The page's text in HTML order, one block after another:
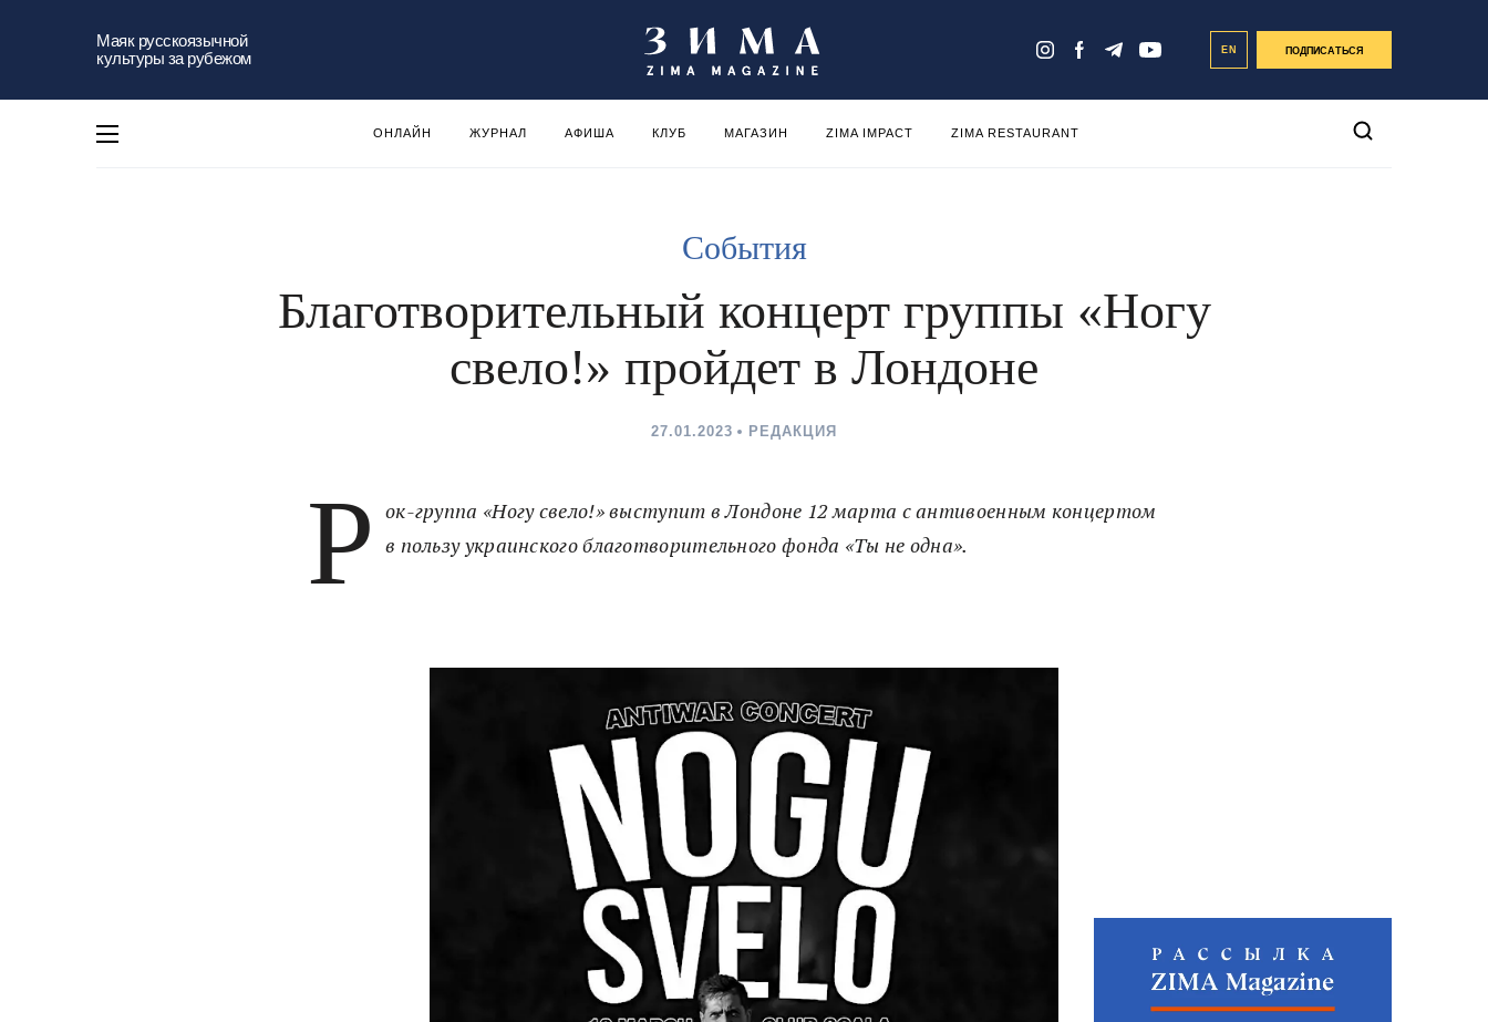
Маяк русскоязычной
культуры за рубежом
EN ПОДПИСАТЬСЯ
ОНЛАЙН ЖУРНАЛ АФИША КЛУБ МАГАЗИН ZIMA IMPACT ZIMA RESTAURANT
События
Благотворительный концерт группы «Ногу
свело!» пройдет в Лондоне
27.01.2023 РЕДАКЦИЯ
Р ок-группа «Ногу свело!» выступит в Лондоне 12 марта с антивоенным концертом
в пользу украинского благотворительного фонда «Ты не одна».